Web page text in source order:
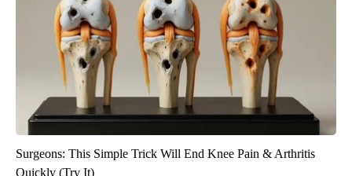
Surgeons: This Simple Trick Will End Knee Pain & Arthritis
Quickly (Try It)